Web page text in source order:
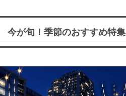
今が旬！季節のおすすめ特集